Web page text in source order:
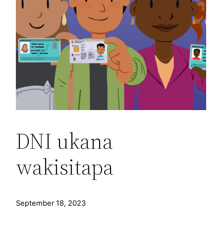
DNI ukana
wakisitapa
September 18, 2023